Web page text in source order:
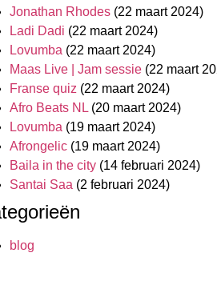
Jonathan Rhodes (22 maart 2024)
Ladi Dadi (22 maart 2024)
Lovumba (22 maart 2024)
Maas Live | Jam sessie (22 maart
Franse quiz (22 maart 2024)
Afro Beats NL (20 maart 2024)
Lovumba (19 maart 2024)
Afrongelic (19 maart 2024)
Baila in the city (14 februari 2024)
Santai Saa (2 februari 2024)
blog